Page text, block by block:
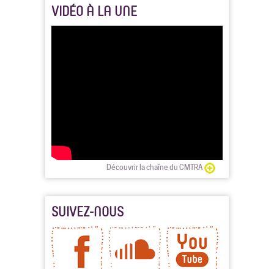
VIDÉO À LA UNE
Découvrir la chaîne du CMTRA
SUIVEZ-NOUS